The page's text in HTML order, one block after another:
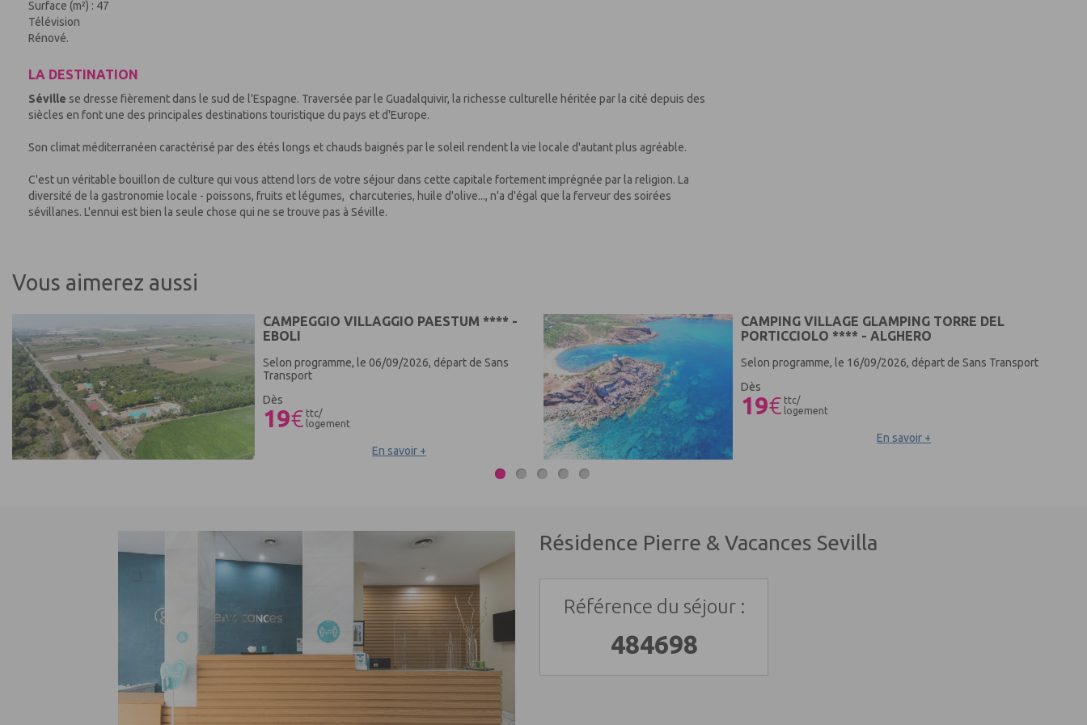
Surface (m²) : 47
Télévision
Rénové.
LA DESTINATION
Séville se dresse fièrement dans le sud de l'Espagne. Traversée par le Guadalquivir, la richesse culturelle héritée par la cité depuis des
siècles en font une des principales destinations touristique du pays et d'Europe.
Son climat méditerranéen caractérisé par des étés longs et chauds baignés par le soleil rendent la vie locale d'autant plus agréable.
C'est un véritable bouillon de culture qui vous attend lors de votre séjour dans cette capitale fortement imprégnée par la religion. La
diversité de la gastronomie locale - poissons, fruits et légumes, charcuteries, huile d'olive..., n'a d'égal que la ferveur des soirées
sévillanes. L'ennui est bien la seule chose qui ne se trouve pas à Séville.
Vous aimerez aussi
CAMPEGGIO VILLAGGIO PAESTUM **** -
EBOLI
Selon programme, le 06/09/2026, départ de Sans
Transport
Dès
19€ ttc/
logement
En savoir +
CAMPING VILLAGE GLAMPING TORRE DEL
PORTICCIOLO **** - ALGHERO
Selon programme, le 16/09/2026, départ de Sans Transport
Dès
19€ ttc/
logement
En savoir +
Résidence Pierre & Vacances Sevilla
Référence du séjour :
484698